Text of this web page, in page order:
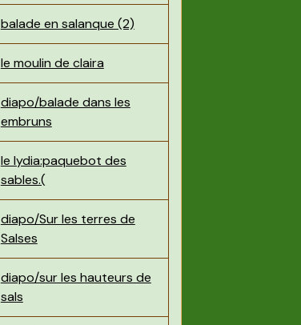
balade en salanque (2)
le moulin de claira
diapo/balade dans les
embruns
le lydia:paquebot des
sables.(
diapo/Sur les terres de
Salses
diapo/sur les hauteurs de
sals